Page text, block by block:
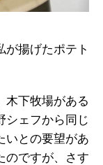
が揚げたポテト
木下牧場がある
シェフから同じ
いとの要望があ
のですが、さす